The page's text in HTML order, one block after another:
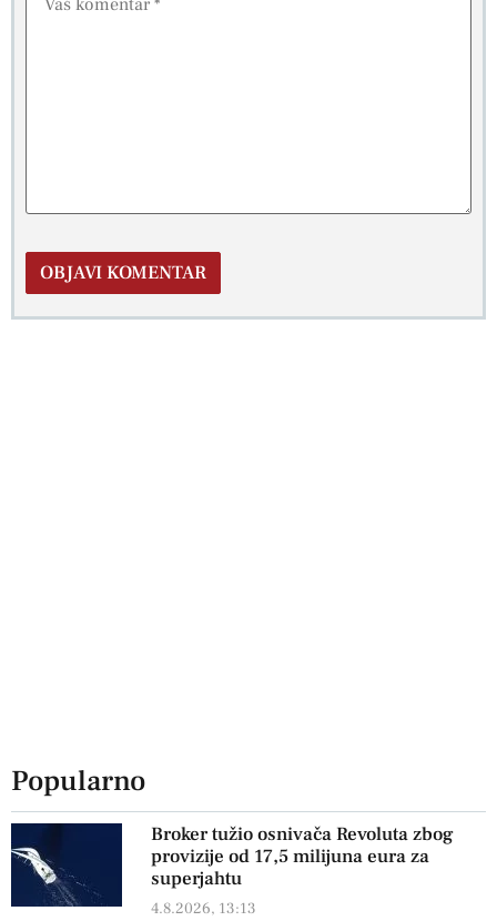
Popularno
Broker tužio osnivača Revoluta zbog
provizije od 17,5 milijuna eura za
superjahtu
4.8.2026, 13:13